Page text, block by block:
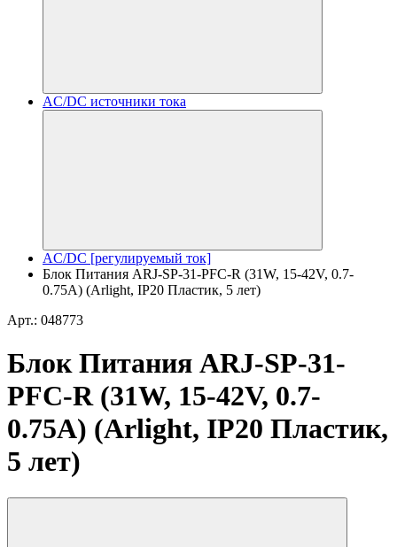
AC/DC источники тока
AC/DC [регулируемый ток]
Блок Питания ARJ-SP-31-PFC-R (31W, 15-42V, 0.7-
0.75A) (Arlight, IP20 Пластик, 5 лет)
Арт.: 048773
Блок Питания ARJ-SP-31-
PFC-R (31W, 15-42V, 0.7-
0.75A) (Arlight, IP20 Пластик,
5 лет)